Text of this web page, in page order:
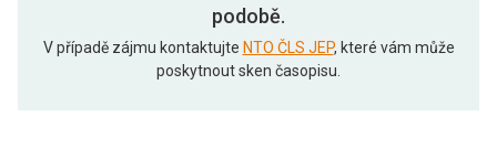
podobě.
V případě zájmu kontaktujte NTO ČLS JEP, které vám může
poskytnout sken časopisu.